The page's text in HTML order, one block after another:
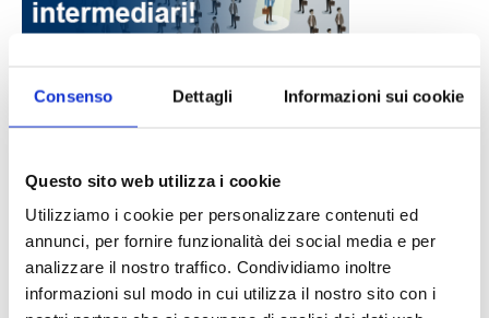
Consenso Dettagli Informazioni sui cookie
Questo sito web utilizza i cookie
Utilizziamo i cookie per personalizzare contenuti ed
annunci, per fornire funzionalità dei social media e per
analizzare il nostro traffico. Condividiamo inoltre
informazioni sul modo in cui utilizza il nostro sito con i
DALLE AZIENDE
Prima Assicurazioni: grande
intermediari partner 2026
1 Luglio 2026
MAGNIFICA HUMANITAS (l’impatto
dell’IA sul futuro e oltre)